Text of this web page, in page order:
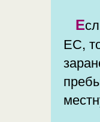
Если вы путешествуете не в страну
ЕС,
пребывания